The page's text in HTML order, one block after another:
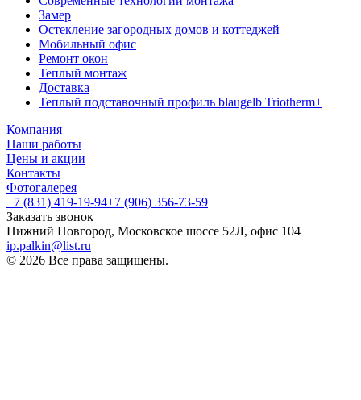
Замер
Остекление загородных домов и коттеджей
Мобильный офис
Ремонт окон
Теплый монтаж
Доставка
Теплый подставочный профиль blaugelb Triotherm+
Компания
Наши работы
Цены и акции
Контакты
Фотогалерея
+7 (831) 419-19-94+7 (906) 356-73-59
Заказать звонок
Нижний Новгород, Московское шоссе 52Л, офис 104
ip.palkin@list.ru
© 2026 Все права защищены.